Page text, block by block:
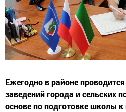
Ежегодно в районе
заведений города и сельских
основе по подготовке школы